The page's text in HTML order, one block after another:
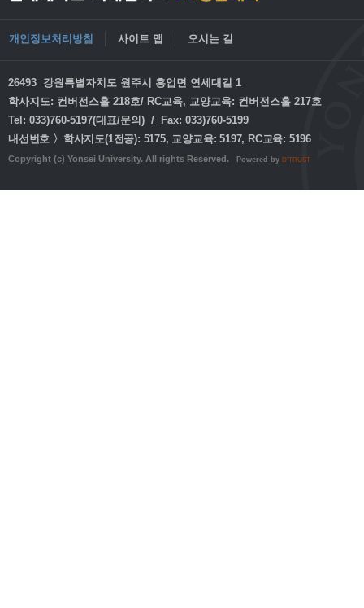
개인정보처리방침 사이트 맵 오시는 길
26493 강원특별자치도 원주시 흥업면 연세대길 1
학사지도: 컨버전스홀 218호/ RC교육, 교양교육: 컨버전스홀 217호
Tel: 033)760-5197(대표/문의) / Fax: 033)760-5199
내선번호 〉학사지도(1전공): 5175, 교양교육: 5197, RC교육: 5196
Copyright (c) Yonsei University. All rights Reserved. Powered by D'TRUST